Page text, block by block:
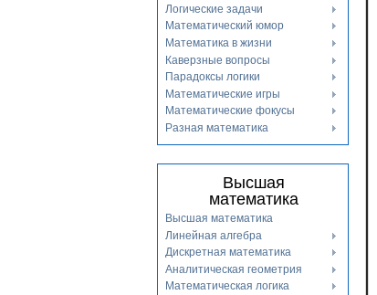
Логические задачи
Математический юмор
Математика в жизни
Каверзные вопросы
Парадоксы логики
Математические игры
Математические фокусы
Разная математика
Высшая
математика
Высшая математика
Линейная алгебра
Дискретная математика
Аналитическая геометрия
Математическая логика